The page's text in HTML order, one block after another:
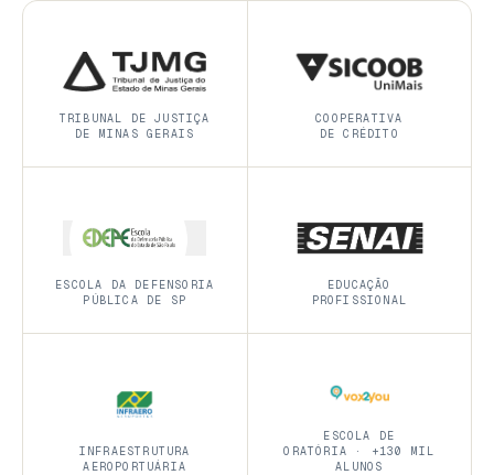
TRIBUNAL DE JUSTIÇA
DE MINAS GERAIS
COOPERATIVA
DE CRÉDITO
ESCOLA DA DEFENSORIA
PÚBLICA DE SP
EDUCAÇÃO
PROFISSIONAL
INFRAESTRUTURA
AEROPORTUÁRIA
ESCOLA DE
ORATÓRIA · +130 MIL
ALUNOS